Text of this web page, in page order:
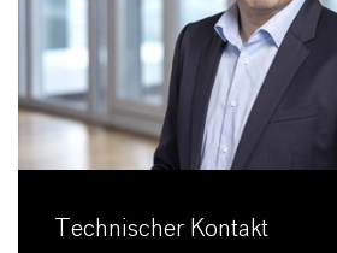
Technischer Kontakt